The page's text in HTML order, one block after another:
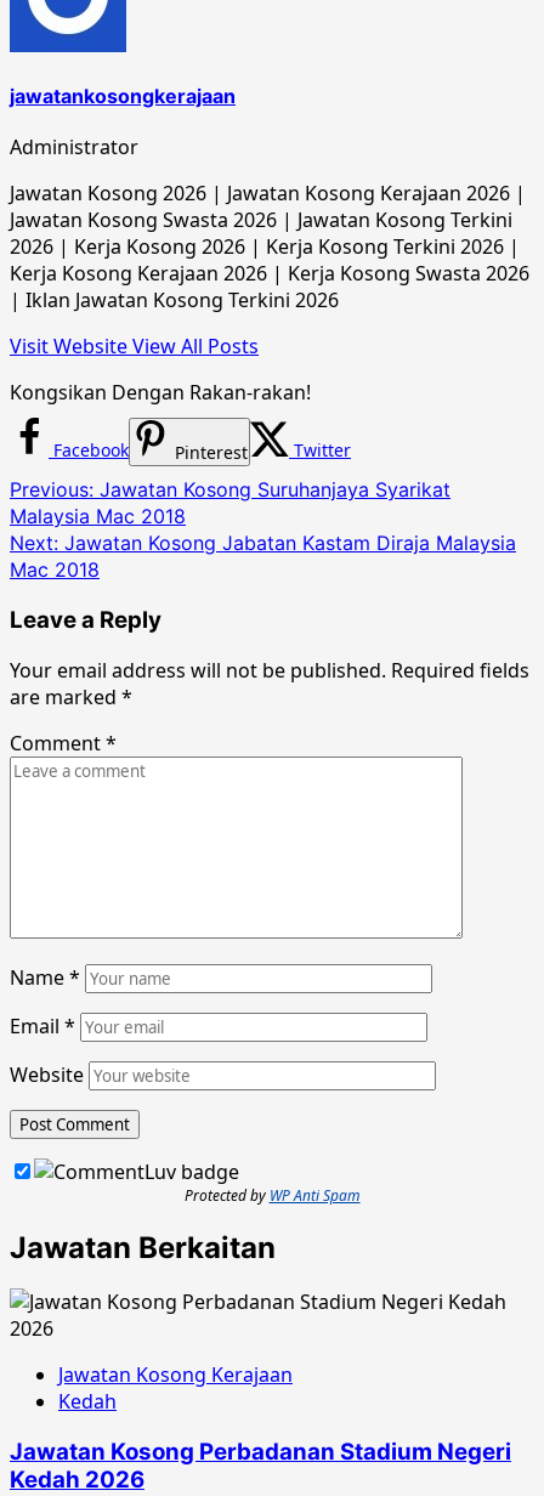
jawatankosongkerajaan
Administrator
Jawatan Kosong 2026 | Jawatan Kosong Kerajaan 2026 |
Jawatan Kosong Swasta 2026 | Jawatan Kosong Terkini
2026 | Kerja Kosong 2026 | Kerja Kosong Terkini 2026 |
Kerja Kosong Kerajaan 2026 | Kerja Kosong Swasta 2026
| Iklan Jawatan Kosong Terkini 2026
Visit WebsiteView All Posts
Kongsikan Dengan Rakan-rakan!
Facebook Pinterest Twitter
Post
navigation
Previous: Jawatan Kosong Suruhanjaya Syarikat
Malaysia Mac 2018
Next: Jawatan Kosong Jabatan Kastam Diraja Malaysia
Mac 2018
Leave a Reply
Your email address will not be published. Required fields
are marked *
Comment*
Name*
Email *
Website
Protected by WP Anti Spam
Jawatan Berkaitan
Jawatan Kosong Kerajaan
Kedah
Jawatan Kosong Perbadanan Stadium Negeri
Kedah 2026